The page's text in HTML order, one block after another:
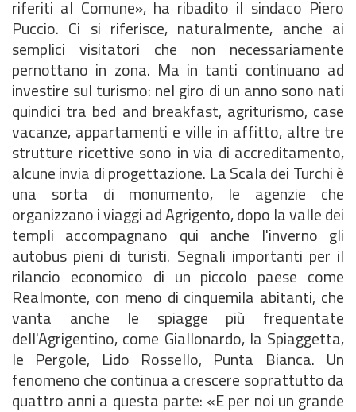
riferiti al Comune», ha ribadito il sindaco Piero
Puccio. Ci si riferisce, naturalmente, anche ai
semplici visitatori che non necessariamente
pernottano in zona. Ma in tanti continuano ad
investire sul turismo: nel giro di un anno sono nati
quindici tra bed and breakfast, agriturismo, case
vacanze, appartamenti e ville in affitto, altre tre
strutture ricettive sono in via di accreditamento,
alcune invia di progettazione. La Scala dei Turchi è
una sorta di monumento, le agenzie che
organizzano i viaggi ad Agrigento, dopo la valle dei
templi accompagnano qui anche l'inverno gli
autobus pieni di turisti. Segnali importanti per il
rilancio economico di un piccolo paese come
Realmonte, con meno di cinquemila abitanti, che
vanta anche le spiagge più frequentate
dell'Agrigentino, come Giallonardo, la Spiaggetta,
le Pergole, Lido Rossello, Punta Bianca. Un
fenomeno che continua a crescere soprattutto da
quattro anni a questa parte: «E per noi un grande